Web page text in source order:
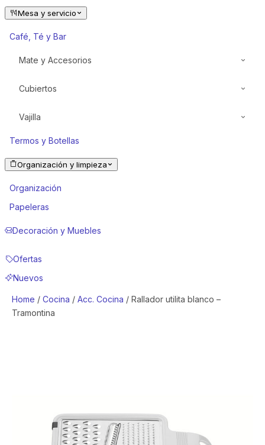
Cerámica
Acero
Mesa y servicio
Café, Té y Bar
Mate y Accesorios
Bombillas
Mate
Cubiertos
Mango Plástico
Mango Madera
Acero Inoxidable
Vajilla
Vidrio
Vidrio Opal
Termos y Botellas
Organización y limpieza
Organización
Papeleras
Decoración y Muebles
Ofertas
Nuevos
Home / Cocina / Acc. Cocina / Rallador utilita blanco –
Tramontina